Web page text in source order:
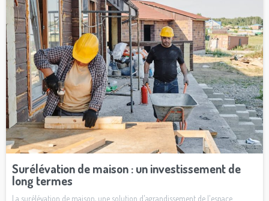
Surélévation de maison : un investissement de
long termes
La surélévation de maison, une solution d'agrandissement de l'espace